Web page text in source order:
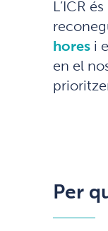
L’ICR
horesi
en el
Per